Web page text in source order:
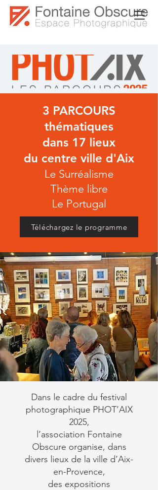
3 PARCOURS
thématiques
dans 17 lieux
du centre ville d'Aix
Le Surréalisme
Thème libre
Le Portugal
Téléchargez le programme
Dans le cadre du festival
photographique PHOT’AIX
2025,
l’association Fontaine
Obscure organise, dans
divers lieux de la ville d’Aix-
en-Provence,
des expositions